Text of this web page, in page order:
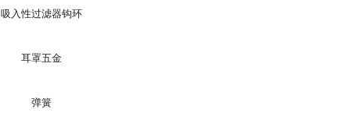
吸入性过滤器钩环
耳罩五金
弹簧